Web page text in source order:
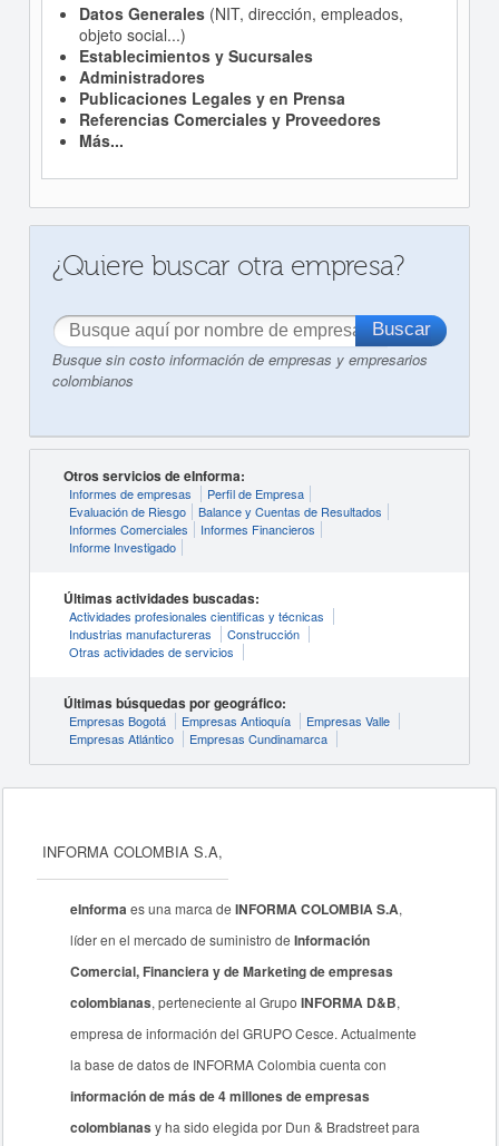
Datos Generales(NIT, dirección, empleados,
objeto social...)
Establecimientos y Sucursales
Administradores
Publicaciones Legales y en Prensa
Referencias Comerciales y Proveedores
Más...
¿Quiere buscar otra empresa?
Busque sin costo información de empresas y empresarios
colombianos
Otros servicios de eInforma:
Informes de empresas
Perfil de Empresa
Evaluación de Riesgo
Balance y Cuentas de Resultados
Informes Comerciales
Informes Financieros
Informe Investigado
Últimas actividades buscadas:
Actividades profesionales cientificas y técnicas
Industrias manufactureras
Construcción
Otras actividades de servicios
Últimas búsquedas por geográfico:
Empresas Bogotá Empresas Antioquía
Empresas Valle
Empresas Atlántico
Empresas Cundinamarca
INFORMA COLOMBIA S.A,
eInformaes una marca deINFORMA COLOMBIA S.A,
líder en el mercado de suministro deInformación
Comercial, Financiera y de Marketing de empresas
colombianas, perteneciente al GrupoINFORMA D&B,
empresa de información del GRUPO Cesce. Actualmente
la base de datos de INFORMA Colombia cuenta con
información de más de 4 millones de empresas
colombianas y ha sido elegida por Dun & Bradstreet para